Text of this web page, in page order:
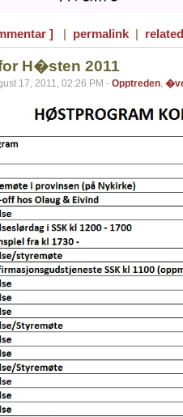
] | permalink |
H�sten 2011
17, 2011, 02:26 PM - Opptreden,